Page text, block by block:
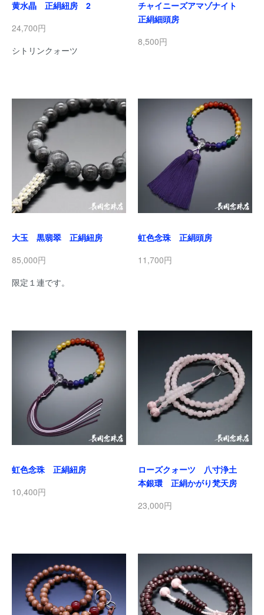
黄水晶 正絹紐房 2
24,700円
シトリンクォーツ
チャイニーズアマゾナイト
正絹細頭房
8,500円
大玉 黒翡翠 正絹紐房
85,000円
限定１連です。
虹色念珠 正絹頭房
11,700円
虹色念珠 正絹紐房
10,400円
ローズクォーツ 八寸浄土
本銀環 正絹かがり梵天房
23,000円